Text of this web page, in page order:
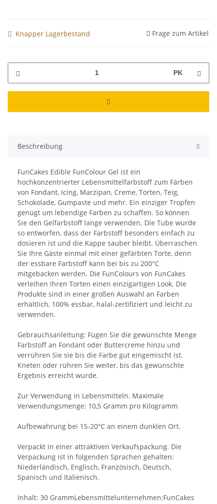
Knapper Lagerbestand Frage zum Artikel
PK
Beschreibung
FunCakes Edible FunColour Gel ist ein
hochkonzentrierter Lebensmittelfarbstoff zum Färben
von Fondant, Icing, Marzipan, Creme, Torten, Teig,
Schokolade, Gumpaste und mehr. Ein einziger Tropfen
genügt um lebendige Farben zu schaffen. So können
Sie den Gelfarbstoff lange verwenden. Die Tube wurde
so entworfen, dass der Farbstoff besonders einfach zu
dosieren ist und die Kappe sauber bleibt. Überraschen
Sie Ihre Gäste einmal mit einer gefärbten Torte, denn
der essbare Farbstoff kann bei bis zu 200°C
mitgebacken werden. Die FunColours von FunCakes
verleihen Ihren Torten einen einzigartigen Look. Die
Produkte sind in einer großen Auswahl an Farben
erhältlich, 100% essbar, halal-zertifiziert und leicht zu
verwenden.
Gebrauchsanleitung: Fügen Sie die gewünschte Menge
Farbstoff an Fondant oder Buttercreme hinzu und
verrühren Sie sie bis die Farbe gut eingemischt ist.
Kneten oder rühren Sie weiter, bis das gewünschte
Ergebnis erreicht wurde.
Zur Verwendung in Lebensmitteln. Maximale
Verwendungsmenge: 10,5 Gramm pro Kilogramm
Aufbewahrung bei 15-20°C an einem dunklen Ort.
Verpackt in einer attraktiven Verkaufspackung. Die
Verpackung ist in folgenden Sprachen gehalten:
Niederländisch, Englisch, Französisch, Deutsch,
Spanisch und Italienisch.
Inhalt: 30 GrammLebensmittelunternehmen:FunCakes